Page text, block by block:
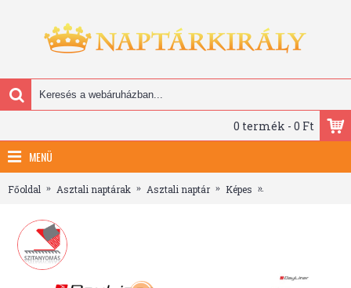
0 termék - 0 Ft
MENÜ
Főoldal Asztali naptárak Asztali naptár Képes